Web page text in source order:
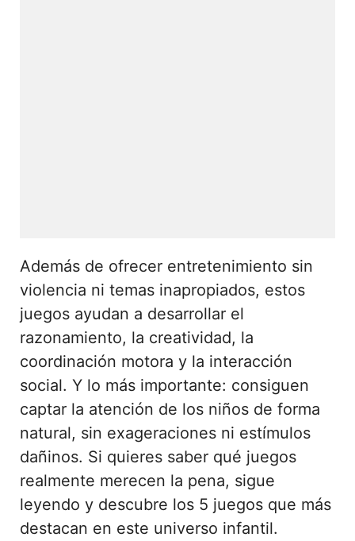
Además de ofrecer entretenimiento sin
violencia ni temas inapropiados, estos
juegos ayudan a desarrollar el
razonamiento, la creatividad, la
coordinación motora y la interacción
social. Y lo más importante: consiguen
captar la atención de los niños de forma
natural, sin exageraciones ni estímulos
dañinos. Si quieres saber qué juegos
realmente merecen la pena, sigue
leyendo y descubre los 5 juegos que más
destacan en este universo infantil.